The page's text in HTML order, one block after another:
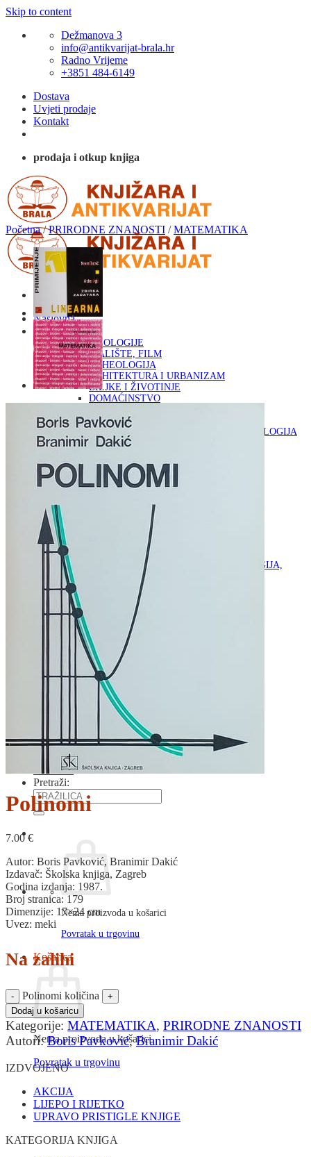
Skip to content
Dežmanova 3
info@antikvarijat-brala.hr
Radno Vrijeme
+3851 484-6149
Dostava
Uvjeti prodaje
Kontakt
prodaja i otkup knjiga
Naslovna
KNJIGE
OD ARHEOLOGIJE
DO KAZALIŠTE, FILM
ARHEOLOGIJA
ARHITEKTURA I URBANIZAM
BILJKE I ŽIVOTINJE
DOMAĆINSTVO
ETNOLOGIJA
FILOZOFIJA, SOCIOLOGIJA, ANTROPOLOGIJA
FOTOGRAFIJA
KAZALIŠTE, FILM
OD KNJIŽEVNOST
DO RELIGIJA
LIKOVNA UMJETNOST
LJEKOVITO BILJE I ZDRAVLJE
POVIJEST I PUBLICISTIKA
PRIRODNE ZNANOSTI
PSIHOLOGIJA, POPULARNA PSIHOLOGIJA,
ALTERNATIVA
OD RJEČNIKA
DO ZEMLJOVIDA
RJEČNICI, GRAMATIKE, PRAVOPISI…
ŠAH
SPORT
STRIPOVI
TEHNIČKE ZNANOSTI
TEORIJA I POVIJEST KNJIŽEVNOSTI
VEDUTE
ZAGREB
ZEMLJOVIDI
Otkup knjiga
O nama
Novosti
AKCIJA
Pretraži:
Nema proizvoda u košarici
Povratak u trgovinu
Košarica
Nema proizvoda u košarici
Povratak u trgovinu
Početna / PRIRODNE ZNANOSTI / MATEMATIKA
Polinomi
7.00€
Autor: Boris Pavković, Branimir Dakić
Izdavač: Školska knjiga, Zagreb
Godina izdanja: 1987.
Broj stranica: 179
Dimenzije: 17×24 cm
Uvez: meki
Na zalihi
Polinomi količina
Dodaj u košaricu
Kategorije: MATEMATIKA, PRIRODNE ZNANOSTI
Autori:Boris Pavković,Branimir Dakić
IZDVOJENO
AKCIJA
LIJEPO I RIJETKO
UPRAVO PRISTIGLE KNJIGE
KATEGORIJA KNJIGA